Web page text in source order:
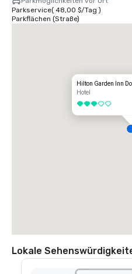
Parkservice( 48,00 $/Tag )
Parkflächen (Straße)
Hilton Garden Inn
Hotel
3 von 5
Lokale